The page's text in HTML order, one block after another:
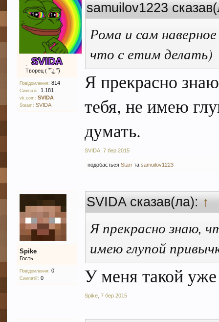
SVIDA
Творец ( ͡° ͜ʖ ͡°)
Повідомлення: 814
Симпатії: 1.181
vk.com: SVIDA
Steam: SVIDA
samuilov1223
Рома и сам
что с етим делать)
Я прекрасно
тебя, не имею
думать.
SVIDA ,7 бер 2015
подобаєтьсяStarr таsamuilov1223
Spike
Гость
Повідомлення: 0
Симпатії: 0
SVIDA сказав(ла):↑
Я прекрасно знаю,
имею глупой
У меня такой
Spike ,7 бер 2015